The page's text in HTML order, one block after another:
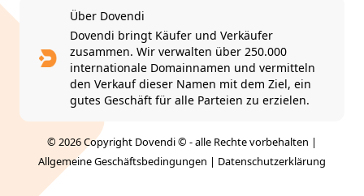
Über Dovendi
Dovendi bringt Käufer und Verkäufer
zusammen. Wir verwalten über 250.000
internationale Domainnamen und vermitteln
den Verkauf dieser Namen mit dem Ziel, ein
gutes Geschäft für alle Parteien zu erzielen.
© 2026 Copyright Dovendi © - alle Rechte vorbehalten |
Allgemeine Geschäftsbedingungen | Datenschutzerklärung